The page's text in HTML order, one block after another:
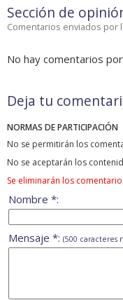
Sección de
Comentarios enviados por
No hay comentarios
Deja tu
NORMAS DE PARTICIPACIÓN
No se permitirán los
No se aceptarán los
Se eliminarán los
Nombre *:
Mensaje *: (500 caracteres